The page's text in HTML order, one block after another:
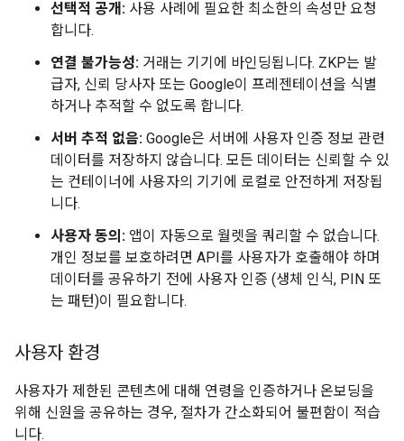
선택적 공개: 사용 사례에 필요한 최소한의 속성만 요청
합니다.
연결 불가능성: 거래는 기기에 바인딩됩니다. ZKP는 발
급자, 신뢰 당사자 또는 Google이 프레젠테이션을 식별
하거나 추적할 수 없도록 합니다.
서버 추적 없음: Google은 서버에 사용자 인증 정보 관련
데이터를 저장하지 않습니다. 모든 데이터는 신뢰할 수 있
는 컨테이너에 사용자의 기기에 로컬로 안전하게 저장됩
니다.
사용자 동의: 앱이 자동으로 월렛을 쿼리할 수 없습니다.
개인 정보를 보호하려면 API를 사용자가 호출해야 하며
데이터를 공유하기 전에 사용자 인증 (생체 인식, PIN 또
는 패턴)이 필요합니다.
사용자 환경
사용자가 제한된 콘텐츠에 대해 연령을 인증하거나 온보딩을
위해 신원을 공유하는 경우, 절차가 간소화되어 불편함이 적습
니다.